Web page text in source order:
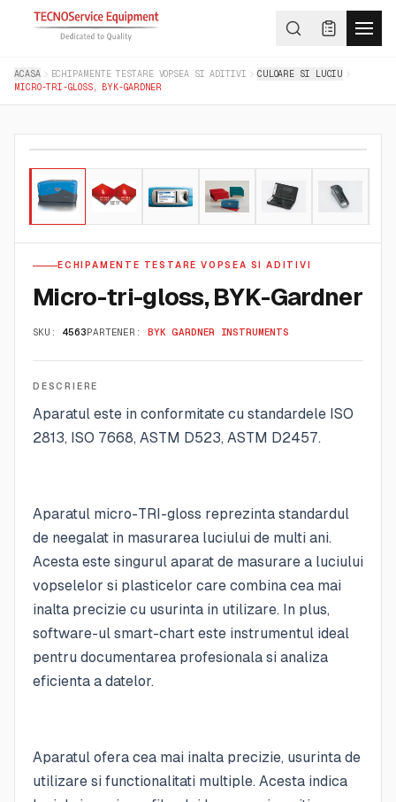
ACASA ECHIPAMENTE TESTARE VOPSEA SI ADITIVI
CULOARE SI LUCIU
MICRO-TRI-GLOSS, BYK-GARDNER
ECHIPAMENTE TESTARE VOPSEA SI ADITIVI
Micro-tri-gloss, BYK-Gardner
SKU: 4563PARTENER: BYK GARDNER INSTRUMENTS
DESCRIERE
Aparatul este in conformitate cu standardele ISO
2813, ISO 7668, ASTM D523, ASTM D2457.
Aparatul micro-TRI-gloss reprezinta standardul
de neegalat in masurarea luciului de multi ani.
Acesta este singurul aparat de masurare a luciului
vopselelor si plasticelor care combina cea mai
inalta precizie cu usurinta in utilizare. In plus,
software-ul smart-chart este instrumentul ideal
pentru documentarea profesionala si analiza
eficienta a datelor.
Aparatul ofera cea mai inalta precizie, usurinta de
utilizare si functionalitati multiple. Acesta indica